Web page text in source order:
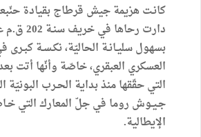
كانـت هزيمة جيش قرطاج بقيادة
دارت
بسهول سليـانـة الحاليّة، نكـسـة
العسكري العبقري، خاصّة وأنّها أتت
جـيـوش روما في جلّ المعارك التي
الإيطالية.